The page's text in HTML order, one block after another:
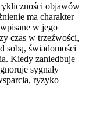
objawów
ma charakter
w jego
czas w trzeźwości,
sobą, świadomości
Kiedy zaniedbuje
sygnały
ryzyko